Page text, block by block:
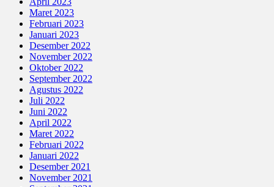
Maret 2023
Februari 2023
Januari 2023
Desember 2022
November 2022
Oktober 2022
September 2022
Agustus 2022
Juli 2022
Juni 2022
April 2022
Maret 2022
Februari 2022
Januari 2022
Desember 2021
November 2021